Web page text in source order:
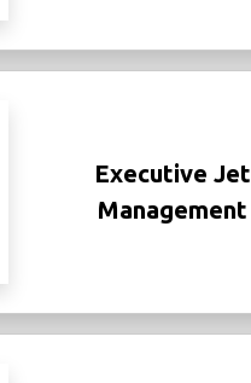
Executive Jet
Management